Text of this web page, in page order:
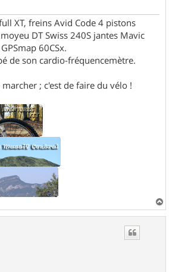
XT, freins Avid Code 4 pistons
DT Swiss 240S jantes Mavic
60CSx.
de son cardio-fréquencemètre.
; c'est de faire du vélo !
a